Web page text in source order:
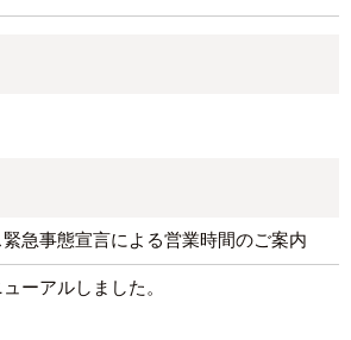
急事態宣言による営業時間のご案内
ーアルしました。